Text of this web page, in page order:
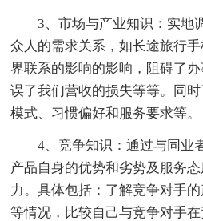
3、市场与产业知识：实地
众人的需求关系，如长途旅行
界联系的影响的影响，阻碍了
误了我们营收的损失等等。同
模式、习惯偏好和服务要求等。
4、竞争知识：通过与同业
产品自身的优势和劣势及服务
力。具体包括：了解竞争对手
等情况，比较自己与竞争对手